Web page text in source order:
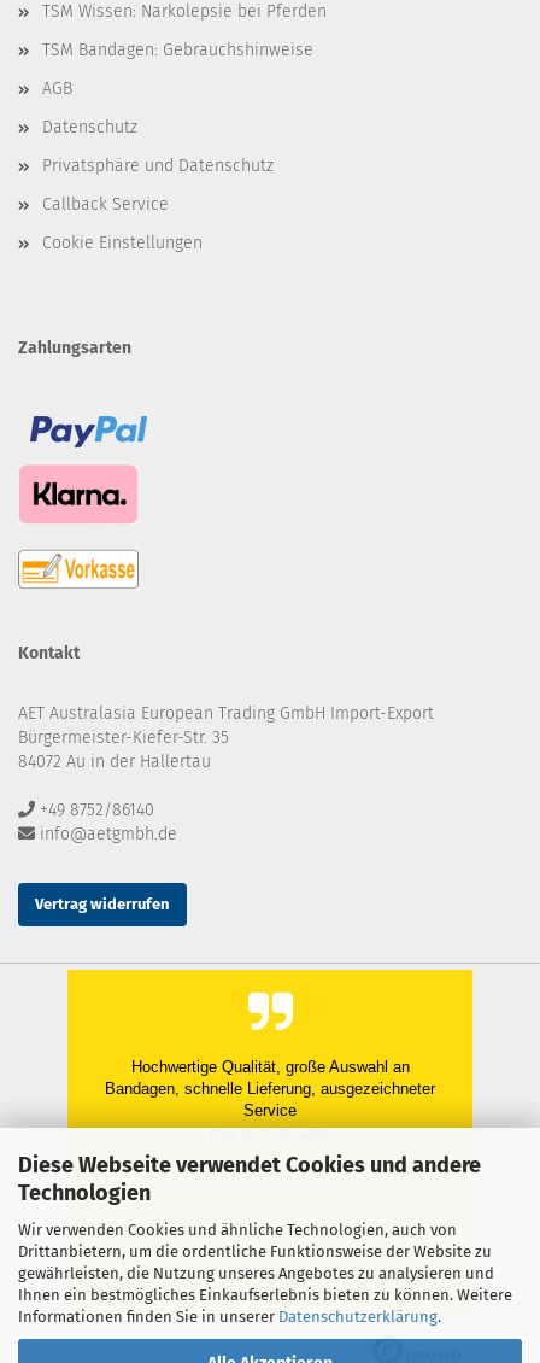
Diese Webseite verwendet Cookies und andere
Technologien
Wir verwenden Cookies und ähnliche Technologien, auch von
Drittanbietern, um die ordentliche Funktionsweise der Website zu
gewährleisten, die Nutzung unseres Angebotes zu analysieren und
Ihnen ein bestmögliches Einkaufserlebnis bieten zu können. Weitere
Informationen finden Sie in unserer Datenschutzerklärung.
TSM Wissen: Narkolepsie bei Pferden
TSM Bandagen: Gebrauchshinweise
AGB
Datenschutz
Privatsphäre und Datenschutz
Callback Service
Cookie Einstellungen
Zahlungsarten
Kontakt
AET Australasia European Trading GmbH Import-Export
Bürgermeister-Kiefer-Str. 35
84072 Au in der Hallertau
+49 8752/86140
info@aetgmbh.de
Vertrag widerrufen
Hochwertige Qualität, große Auswahl an
Bandagen, schnelle Lieferung, ausgezeichneter
Service
Datum der Veröffentlichung: 08.08.2026
1,277 Bewertungen